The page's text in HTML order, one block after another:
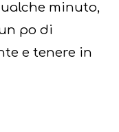
minuto,
po di
e tenere in